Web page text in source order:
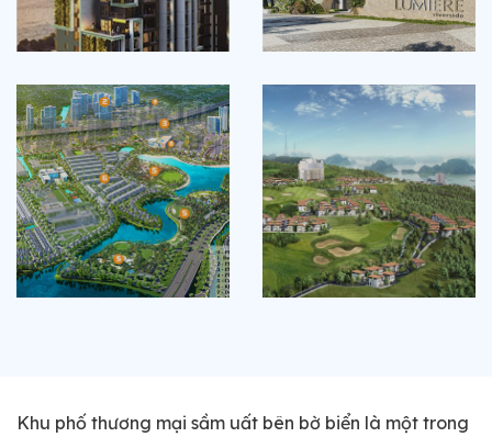
Khu phố thương mại sầm uất bên bờ biển là một trong